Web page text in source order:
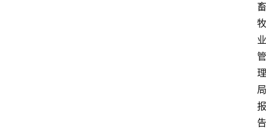
畜
牧
业
管
理
局
报
告